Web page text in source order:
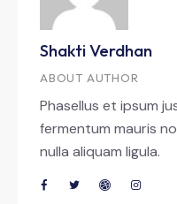
Shakti Verdhan
ABOUT AUTHOR
Phasellus et ipsum
fermentum mauris
nulla aliquam ligula.